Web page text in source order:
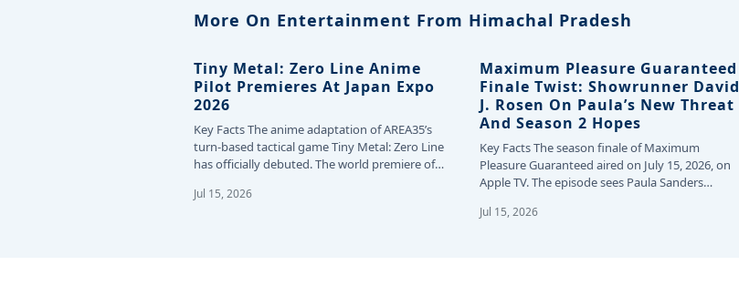
More On Entertainment From Himachal Pradesh
Tiny Metal: Zero Line Anime
Pilot Premieres At Japan Expo
2026
Key Facts The anime adaptation of AREA35’s
turn-based tactical game Tiny Metal: Zero Line
has officially debuted. The world premiere of
Jul 15, 2026
Maximum Pleasure Guaranteed
Finale Twist: Showrunner David
J. Rosen On Paula’s New Threat
And Season 2 Hopes
Key Facts The season finale of Maximum
Pleasure Guaranteed aired on July 15, 2026, on
Apple TV. The episode sees Paula Sanders…
Jul 15, 2026